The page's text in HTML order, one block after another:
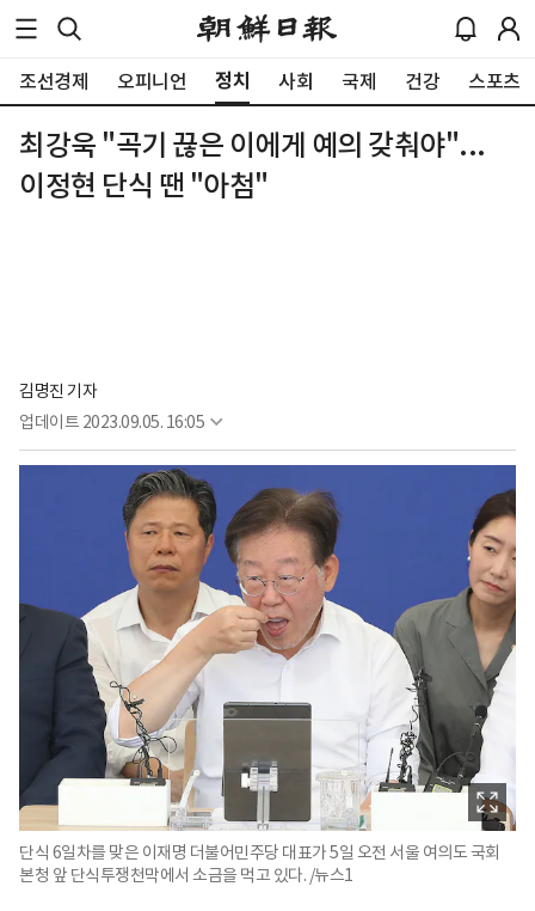
조선경제 오피니언 정치 사회 국제 건강 스포츠
최강욱 "곡기 끊은 이에게 예의 갖춰야"...
이정현 단식 땐 "아첨"
김명진 기자
업데이트 2023.09.05. 16:05
단식 6일차를 맞은 이재명 더불어민주당 대표가 5일 오전 서울 여의도 국회
본청 앞 단식투쟁천막에서 소금을 먹고 있다. /뉴스1